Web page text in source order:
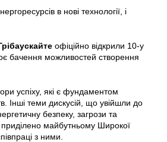
в нові технології, і
офіційно відкрили 10-у
бачення можливостей створення
успіху, які є фундаментом
Інші теми дискусій, що увійшли до
безпеку, загрози та
приділено майбутньому Широкої
з ними.